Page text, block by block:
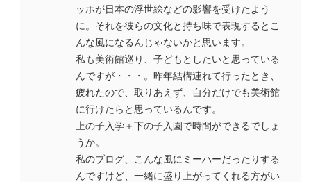
ッホが日本の浮世絵などの影響を受けたよう
に。それを彼らの文化と持ち味で表現するとこ
んな風になるんじゃないかと思います。
私も美術館巡り、子どもとしたいと思っている
んですが・・・。昨年結構連れて行ったとき、
疲れたので、取りあえず、自分だけでも美術館
に行けたらと思っているんです。
上の子入学＋下の子入園で時間ができるでしょ
うか。
私のブログ、こんな風にミーハーだったりする
んですけど、一緒に盛り上がってくれる方がい